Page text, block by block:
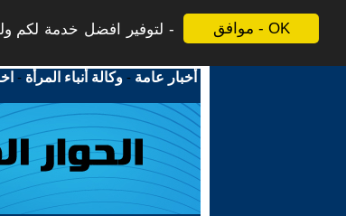
موافق - OK
لتوفير افضل خدمة لكم
أخبار عامة -وكالة أنباء المرأة -